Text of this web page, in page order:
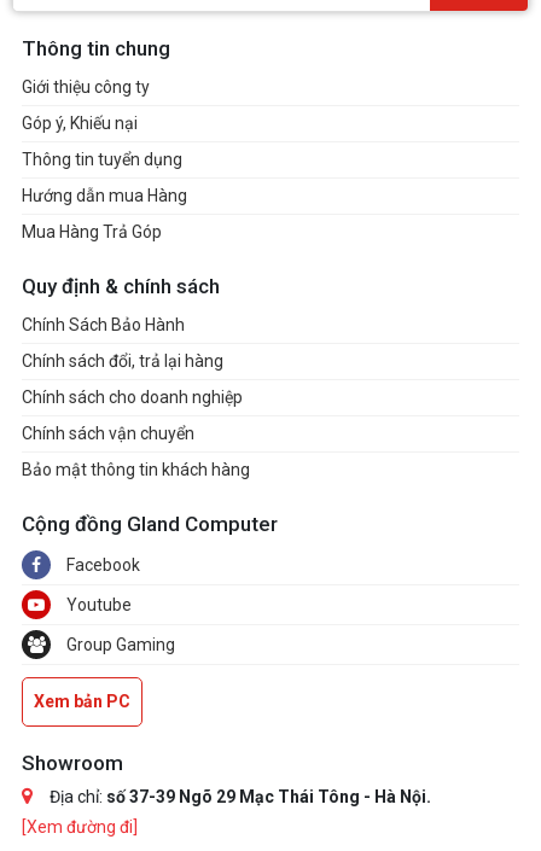
Thông tin chung
Giới thiệu công ty
Góp ý, Khiếu nại
Thông tin tuyển dụng
Hướng dẫn mua Hàng
Mua Hàng Trả Góp
Quy định & chính sách
Chính Sách Bảo Hành
Chính sách đổi, trả lại hàng
Chính sách cho doanh nghiệp
Chính sách vận chuyển
Bảo mật thông tin khách hàng
Cộng đồng Gland Computer
Facebook
Youtube
Group Gaming
Xem bản PC
Showroom
Địa chỉ: số 37-39 Ngõ 29 Mạc Thái Tông - Hà Nội.
[Xem đường đi]